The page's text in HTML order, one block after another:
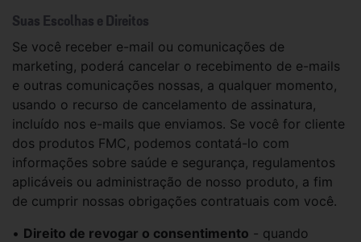
Suas Escolhas e Direitos
Se você receber e-mail ou comunicações de
marketing, poderá cancelar o recebimento de e-mails
e outras comunicações nossas, a qualquer momento,
usando o recurso de cancelamento de assinatura,
incluído nos e-mails que enviamos. Se você for cliente
dos produtos FMC, podemos contatá-lo com
informações sobre saúde e segurança, regulamentos
aplicáveis ou administração de nosso produto, a fim
de cumprir nossas obrigações contratuais com você.
• Direito de revogar o consentimento - quando